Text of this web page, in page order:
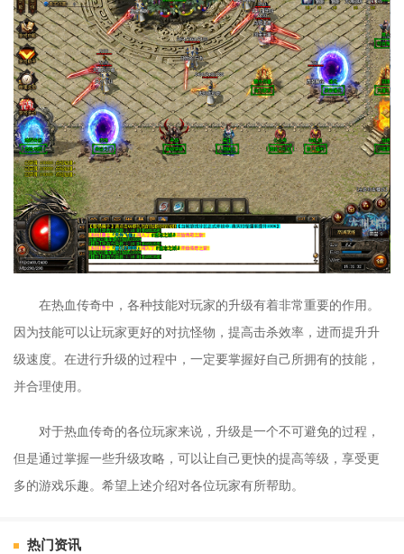
在热血传奇中，各种技能对玩家的升级有着非常重要的作用。
因为技能可以让玩家更好的对抗怪物，提高击杀效率，进而提升升
级速度。在进行升级的过程中，一定要掌握好自己所拥有的技能，
并合理使用。
对于热血传奇的各位玩家来说，升级是一个不可避免的过程，
但是通过掌握一些升级攻略，可以让自己更快的提高等级，享受更
多的游戏乐趣。希望上述介绍对各位玩家有所帮助。
热门资讯